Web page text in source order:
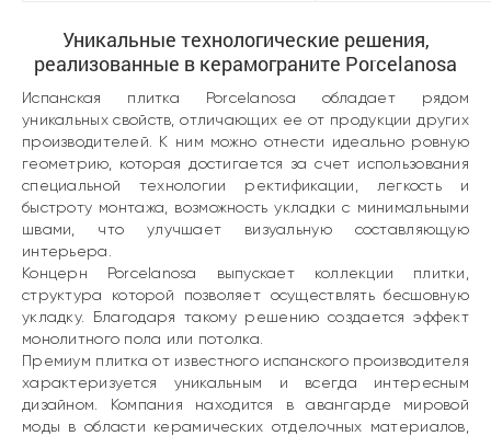
Уникальные технологические решения,
реализованные в керамограните Porcelanosa
Испанская плитка Porcelanosa обладает рядом
уникальных свойств, отличающих ее от продукции других
производителей. К ним можно отнести идеально ровную
геометрию, которая достигается за счет использования
специальной технологии ректификации, легкость и
быстроту монтажа, возможность укладки с минимальными
швами, что улучшает визуальную составляющую
интерьера.
Концерн Porcelanosa выпускает коллекции плитки,
структура которой позволяет осуществлятьбесшовную
укладку. Благодаря такому решению создается эффект
монолитного пола или потолка.
Премиум плитка от известного испанского производителя
характеризуется уникальным и всегда интересным
дизайном. Компания находится в авангарде мировой
моды в области керамических отделочных материалов,